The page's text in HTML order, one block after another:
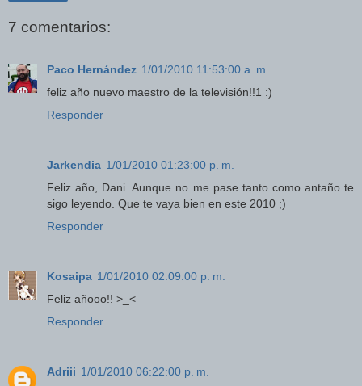
7 comentarios:
Paco Hernández 1/01/2010 11:53:00 a. m.
feliz año nuevo maestro de la televisión!!1 :)
Responder
Jarkendia 1/01/2010 01:23:00 p. m.
Feliz año, Dani. Aunque no me pase tanto como antaño te
sigo leyendo. Que te vaya bien en este 2010 ;)
Responder
Kosaipa 1/01/2010 02:09:00 p. m.
Feliz añooo!! >_<
Responder
Adriii 1/01/2010 06:22:00 p. m.